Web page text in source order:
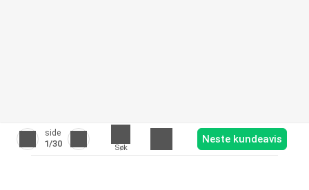
side
1/30 Søk
Neste kundeavis